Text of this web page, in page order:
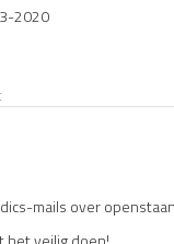
2020
mails over